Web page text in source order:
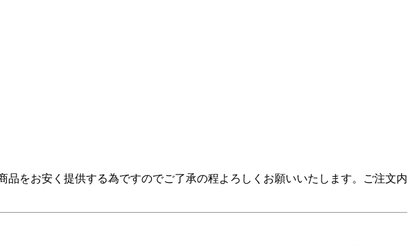
をお安く提供する為ですのでご了承の程よろしくお願いいたします。ご注文内